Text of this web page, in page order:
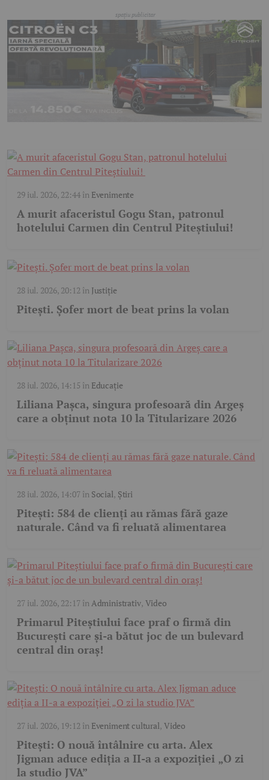
29 iul. 2026, 22:44în Evenimente
A murit afaceristul Gogu Stan, patronul
hotelului Carmen din Centrul Piteștiului!
28 iul. 2026, 20:12 în Justiție
Pitești. Șofer mort de beat prins la volan
28 iul. 2026, 14:15 în Educație
Liliana Pașca, singura profesoară din Argeș
care a obținut nota 10 la Titularizare 2026
28 iul. 2026, 14:07în Social, Știri
Pitești: 584 de clienți au rămas fără gaze
naturale. Când va fi reluată alimentarea
27 iul. 2026, 22:17în Administrativ, Video
Primarul Piteștiului face praf o firmă din
București care și-a bătut joc de un bulevard
central din oraș!
27 iul. 2026, 19:12 în Eveniment cultural, Video
Pitești: O nouă întâlnire cu arta. Alex
Jigman aduce ediția a II-a a expoziției „O zi
la studio JVA”